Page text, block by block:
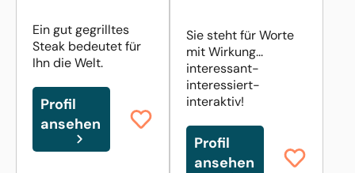
Ein gut gegrilltes
Steak bedeutet für
Ihn die Welt.
Profil
ansehen
Sie steht für Worte
mit Wirkung...
interessant-
interessiert-
interaktiv!
Profil
ansehen